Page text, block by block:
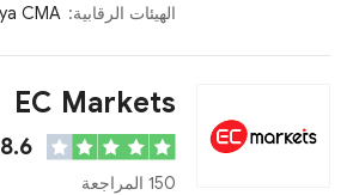
الهيئات الرقابية:
EC Markets
8.6
150 المراجعة